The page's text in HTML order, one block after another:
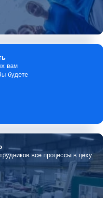
вам
будете
все процессы в цеху.